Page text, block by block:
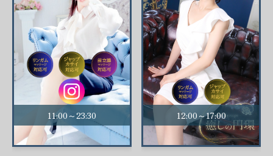
11:00～23:30 12:00～17:00